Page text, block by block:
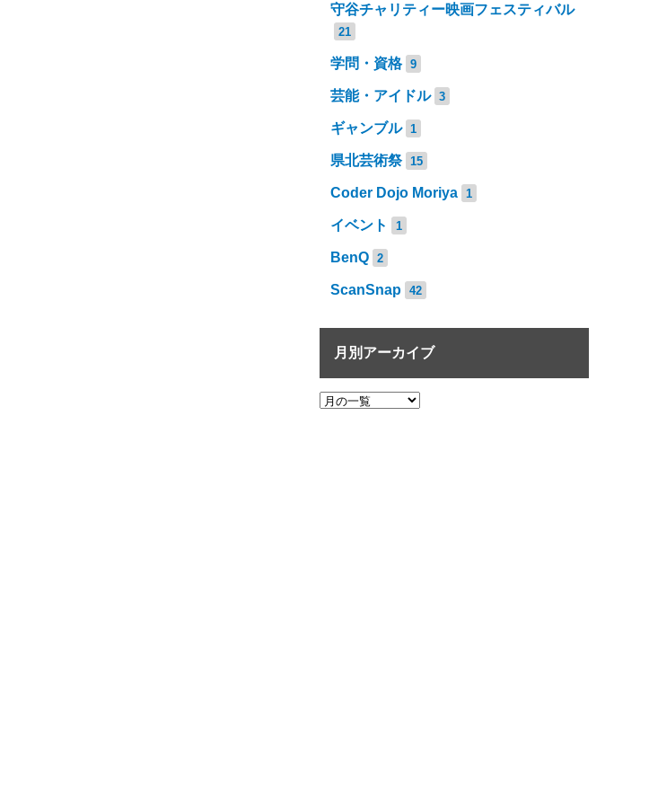
守谷チャリティー映画フェスティバル
21
学問・資格 9
芸能・アイドル 3
ギャンブル 1
県北芸術祭 15
Coder Dojo Moriya 1
イベント 1
BenQ 2
ScanSnap 42
月別アーカイブ